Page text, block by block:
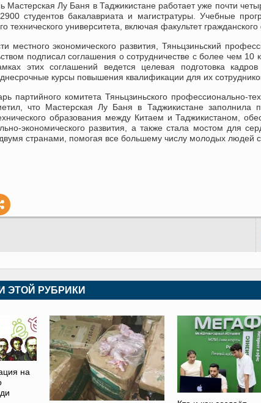
Мастерская Лу Баня в Таджикистане работает уже почти
студентов бакалавриата и магистратуры. Учебные
технического университета, включая факультет гражданского
местного экономического развития, Тяньцзиньский
подписал соглашения о сотрудничестве с более чем
этих соглашений ведется целевая подготовка
курсы повышения квалификации для их
партийного комитета Тяньцзиньского профессионально-
что Мастерская Лу Баня в Таджикистане заполнила
образования между Китаем и Таджикистаном,
экономического развития, а также стала мостом для
странами, помогая все большему числу молодых людей
ЭТОЙ РУБРИКИ
на